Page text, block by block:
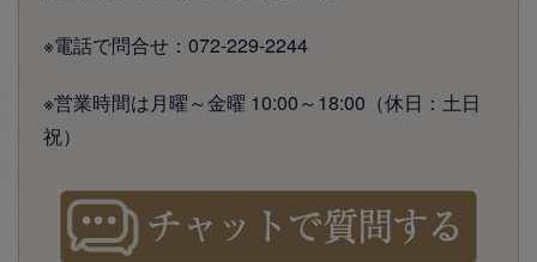
※電話で問合せ：072-229-2244
※営業時間は月曜～金曜 10:00～18:00（休日：土日
祝）